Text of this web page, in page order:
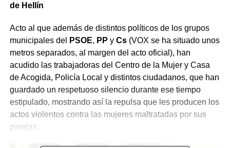
de Hellín
Acto al que además de distintos políticos de los grupos
municipales del
PSOE, PP y Cs(VOX se ha situado unos
metros separados, al margen del acto oficial), han
acudido las trabajadoras del Centro de la Mujer y Casa
de Acogida, Policía Local y distintos ciudadanos, que han
guardado un respetuoso silencio durante ese tiempo
estipulado, mostrando así la repulsa que les producen los
actos violentos contra las mujeres maltratadas por sus
parejas.